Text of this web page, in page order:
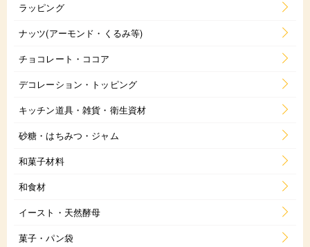
ラッピング
ナッツ(アーモンド・くるみ等)
チョコレート・ココア
デコレーション・トッピング
キッチン道具・雑貨・衛生資材
砂糖・はちみつ・ジャム
和菓子材料
和食材
イースト・天然酵母
菓子・パン袋